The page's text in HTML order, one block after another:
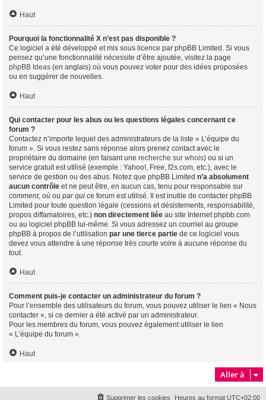
Haut
Pourquoi la fonctionnalité X n’est pas disponible ?
Ce logiciel a été développé et mis sous licence par phpBB Limited. Si vous
pensez qu’une fonctionnalité nécessite d’être ajoutée, visitez la page
phpBB Ideas (en anglais) où vous pouvez voter pour des idées proposées
ou en suggérer de nouvelles.
Haut
Qui contacter pour les abus ou les questions légales concernant ce
forum ?
Contactez n’importe lequel des administrateurs de la liste « L’équipe du
forum ». Si vous restez sans réponse alors prenez contact avec le
propriétaire du domaine (en faisant une recherche sur whois) ou si un
service gratuit est utilisé (exemple : Yahoo!, Free, f2s.com, etc.), avec le
service de gestion ou des abus. Notez que phpBB Limited n’a absolument
aucun contrôle et ne peut être, en aucun cas, tenu pour responsable sur
comment, où ou par qui ce forum est utilisé. Il est inutile de contacter phpBB
Limited pour toute question légale (cessions et désistements, responsabilité,
propos diffamatoires, etc.) non directement liée au site Internet phpbb.com
ou au logiciel phpBB lui-même. Si vous adressez un courriel au groupe
phpBB à propos de l’utilisation par une tierce partie de ce logiciel vous
devez vous attendre à une réponse très courte voire à aucune réponse du
tout.
Haut
Comment puis-je contacter un administrateur du forum ?
Pour l’ensemble des utilisateurs du forum, vous pouvez utiliser le lien « Nous
contacter », si ce dernier a été activé par un administrateur.
Pour les membres du forum, vous pouvez également utiliser le lien
« L’équipe du forum ».
Haut
Aller à
Heures au format UTC+02:00
Supprimer les cookies